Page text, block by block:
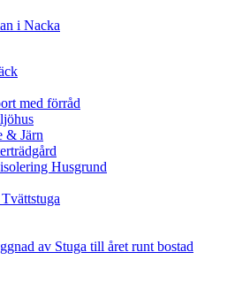
i Nacka
med förråd
& Järn
Husgrund
av Stuga till året runt bostad